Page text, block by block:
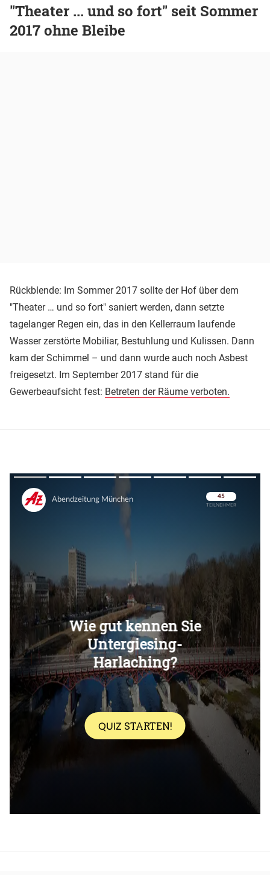
"Theater ... und so fort" seit Sommer
2017 ohne Bleibe
Rückblende: Im Sommer 2017 sollte der Hof über dem
"Theater … und so fort" saniert werden, dann setzte
tagelanger Regen ein, das in den Kellerraum laufende
Wasser zerstörte Mobiliar, Bestuhlung und Kulissen. Dann
kam der Schimmel – und dann wurde auch noch Asbest
freigesetzt. Im September 2017 stand für die
Gewerbeaufsicht fest: Betreten der Räume verboten.
Überspringen
Überspringen